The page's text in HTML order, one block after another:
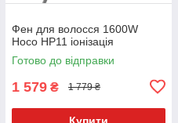
Фен для волосся 1600W
Hoco HP11 іонізація
Готово до відправки
1 579 ₴ 1 779 ₴